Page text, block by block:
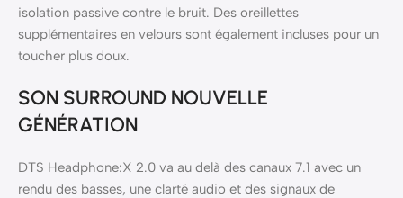
isolation passive contre le bruit. Des oreillettes
supplémentaires en velours sont également incluses pour un
toucher plus doux.
SON SURROUND NOUVELLE
GÉNÉRATION
DTS Headphone:X 2.0 va au delà des canaux 7.1 avec un
rendu des basses, une clarté audio et des signaux de